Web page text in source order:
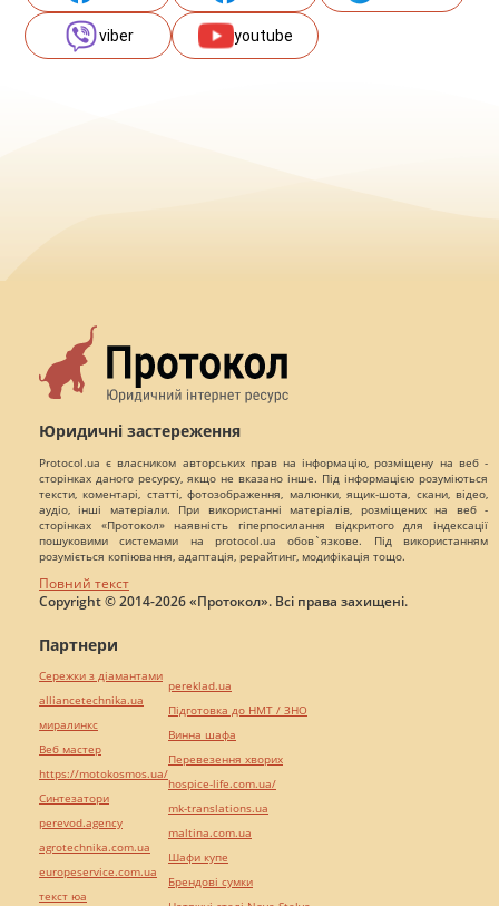
viber youtube
Юридичні застереження
Protocol.ua є власником авторських прав на інформацію, розміщену на веб -
сторінках даного ресурсу, якщо не вказано інше. Під інформацією розуміються
тексти, коментарі, статті, фотозображення, малюнки, ящик-шота, скани, відео,
аудіо, інші матеріали. При використанні матеріалів, розміщених на веб -
сторінках «Протокол» наявність гіперпосилання відкритого для індексації
пошуковими системами на protocol.ua обов`язкове. Під використанням
розуміється копіювання, адаптація, рерайтинг, модифікація тощо.
Повний текст
Copyright © 2014-2026 «Протокол». Всі права захищені.
Партнери
Сережки з діамантами
alliancetechnika.ua
миралинкс
Веб мастер
https://motokosmos.ua/
Синтезатори
perevod.agency
agrotechnika.com.ua
europeservice.com.ua
текст юа
pereklad.ua
Підготовка до НМТ / ЗНО
Винна шафа
Перевезення хворих
hospice-life.com.ua/
mk-translations.ua
maltina.com.ua
Шафи купе
Брендові сумки